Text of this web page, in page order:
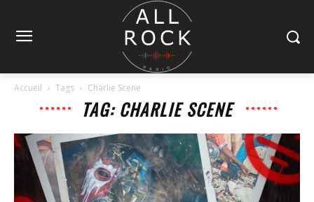
Accueil Tags Charlie Scene
TAG: CHARLIE SCENE